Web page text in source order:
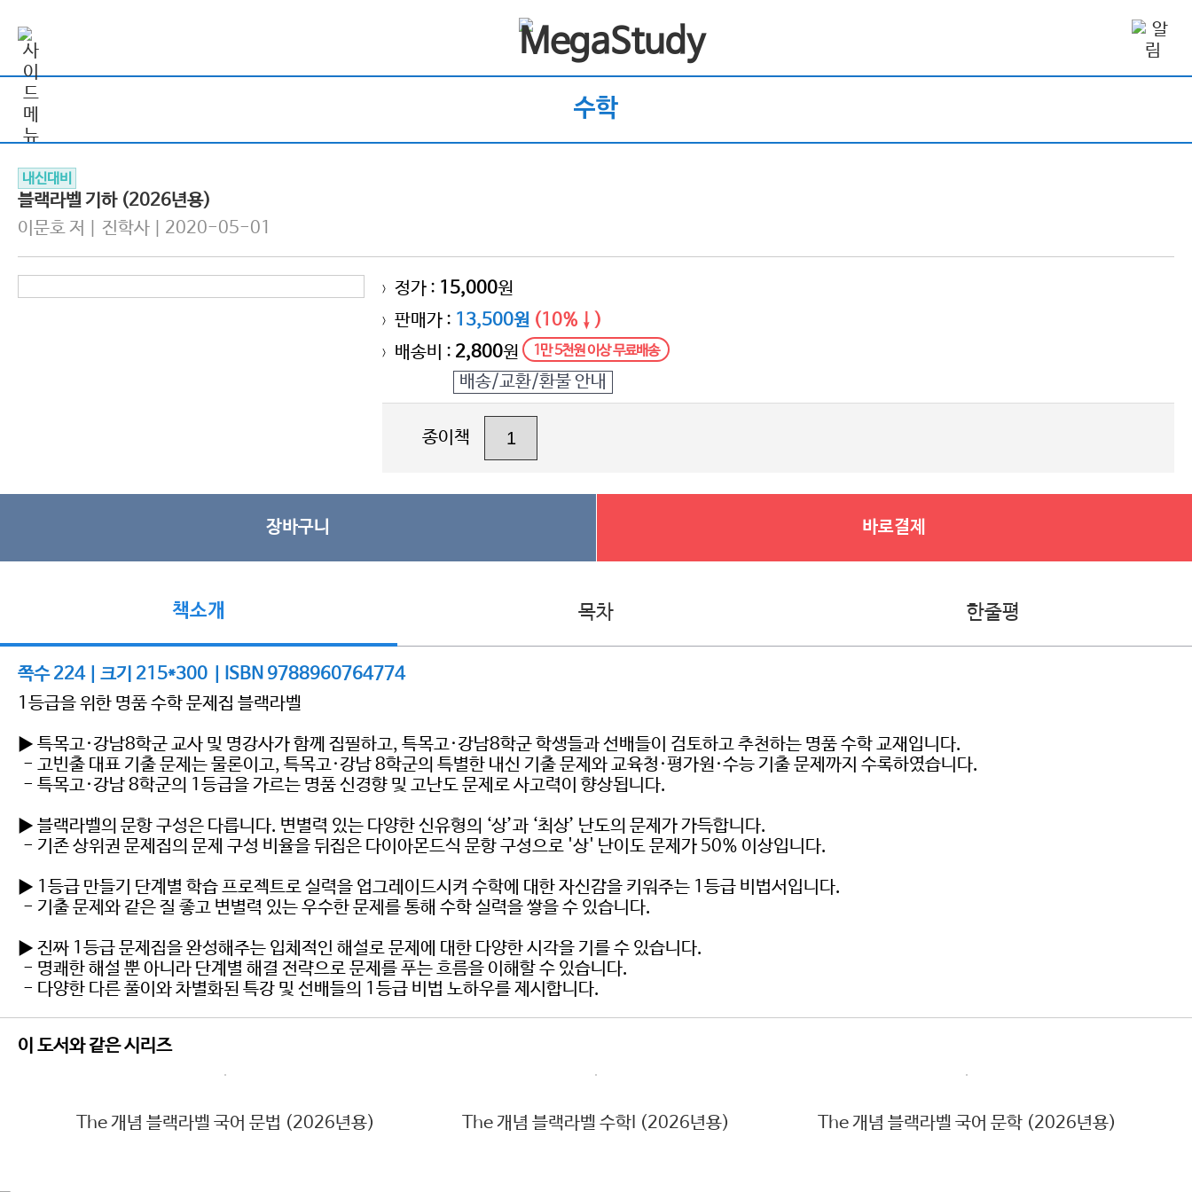
수학
내신대비
블랙라벨 기하 (2026년용)
이문호 저 | 진학사 | 2020-05-01
> 정가 : 15,000원
> 판매가 : 13,500원 (10%↓)
> 배송비 : 2,800원 1만 5천원 이상 무료배송
배송/교환/환불 안내
종이책
장바구니 바로결제
책소개 목차 한줄평
쪽수 224 | 크기 215*300 | ISBN 9788960764774
1등급을 위한 명품 수학 문제집 블랙라벨
▶ 특목고·강남8학군 교사 및 명강사가 함께 집필하고, 특목고·강남8학군 학생들과 선배들이 검토하고 추천하는 명품 수학 교재입니다.
- 고빈출 대표 기출 문제는 물론이고, 특목고·강남 8학군의 특별한 내신 기출 문제와 교육청·평가원·수능 기출 문제까지 수록하였습니다.
- 특목고·강남 8학군의 1등급을 가르는 명품 신경향 및 고난도 문제로 사고력이 향상됩니다.
▶ 블랙라벨의 문항 구성은 다릅니다. 변별력 있는 다양한 신유형의 ‘상’과 ‘최상’ 난도의 문제가 가득합니다.
- 기존 상위권 문제집의 문제 구성 비율을 뒤집은 다이아몬드식 문항 구성으로 '상' 난이도 문제가 50% 이상입니다.
▶ 1등급 만들기 단계별 학습 프로젝트로 실력을 업그레이드시켜 수학에 대한 자신감을 키워주는 1등급 비법서입니다.
- 기출 문제와 같은 질 좋고 변별력 있는 우수한 문제를 통해 수학 실력을 쌓을 수 있습니다.
▶ 진짜 1등급 문제집을 완성해주는 입체적인 해설로 문제에 대한 다양한 시각을 기를 수 있습니다.
- 명쾌한 해설 뿐 아니라 단계별 해결 전략으로 문제를 푸는 흐름을 이해할 수 있습니다.
- 다양한 다른 풀이와 차별화된 특강 및 선배들의 1등급 비법 노하우를 제시합니다.
이 도서와 같은 시리즈
The 개념 블랙라벨 국어 문법 (2026년용) The 개념 블랙라벨 수학I (2026년용) The 개념 블랙라벨 국어 문학 (2026년용)